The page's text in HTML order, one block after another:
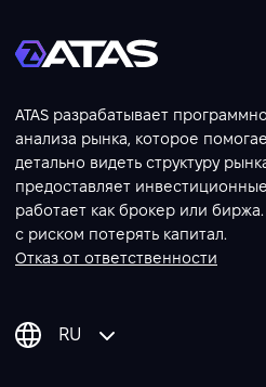
ATAS разрабатывает
анализа рынка, которое
детально видеть структуру
предоставляет
работает как брокер или
с риском потерять капитал.
Отказ от ответственности
RU